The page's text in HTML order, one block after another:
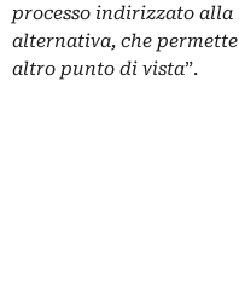
processo indirizzato
alternativa, che
altro punto di vista”.